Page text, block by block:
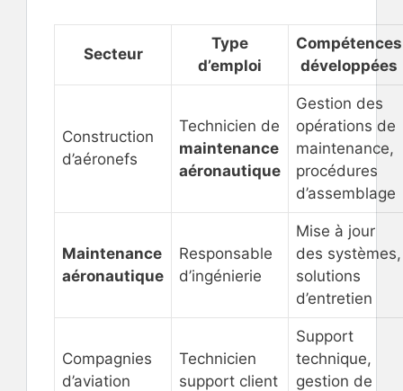
Secteur
Type
d’emploi
Compétences
développées
Construction
d’aéronefs
Technicien de
maintenance
aéronautique
Gestion des
opérations de
maintenance,
procédures
d’assemblage
Maintenance
aéronautique
Responsable
d’ingénierie
Mise à jour
des systèmes,
solutions
d’entretien
Compagnies
d’aviation
Technicien
support client
Support
technique,
gestion de